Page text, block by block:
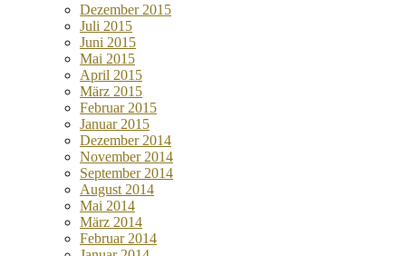
Dezember 2015
Juli 2015
Juni 2015
Mai 2015
April 2015
März 2015
Februar 2015
Januar 2015
Dezember 2014
November 2014
September 2014
August 2014
Mai 2014
März 2014
Februar 2014